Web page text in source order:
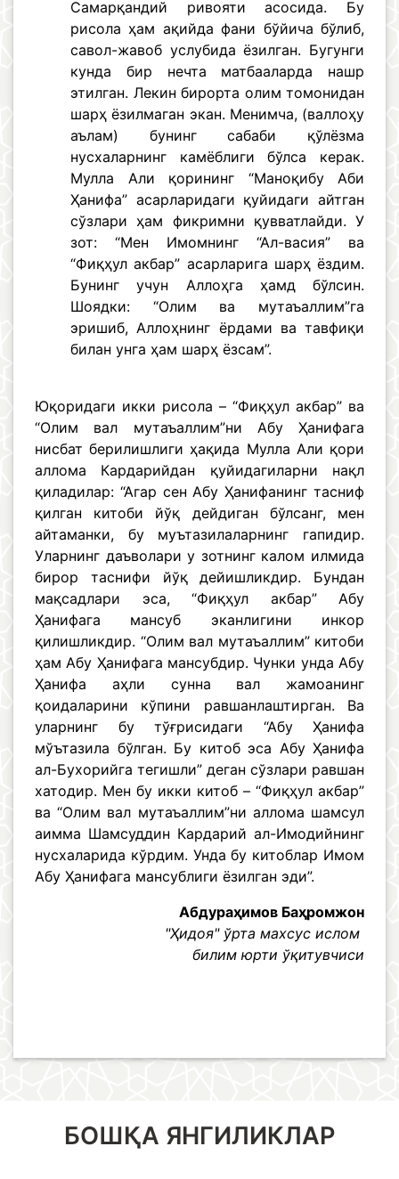
Самарқандий ривояти асосида. Бу
рисола ҳам ақийда фани бўйича бўлиб,
савол-жавоб услубида ёзилган. Бугунги
кунда бир нечта матбааларда нашр
этилган. Лекин бирорта олим томонидан
шарҳ ёзилмаган экан. Менимча, (валлоҳу
аълам) бунинг сабаби қўлёзма
нусхаларнинг камёблиги бўлса керак.
Мулла Али қорининг “Маноқибу Аби
Ҳанифа” асарларидаги қуйидаги айтган
сўзлари ҳам фикримни қувватлайди. У
зот: “Мен Имомнинг “Ал-васия” ва
“Фиқҳул акбар” асарларига шарҳ ёздим.
Бунинг учун Аллоҳга ҳамд бўлсин.
Шоядки: “Олим ва мутаъаллим”га
эришиб, Аллоҳнинг ёрдами ва тавфиқи
билан унга ҳам шарҳ ёзсам”.
Юқоридаги икки рисола – “Фиқҳул акбар” ва
“Олим вал мутаъаллим”ни Абу Ҳанифага
нисбат берилишлиги ҳақида Мулла Али қори
аллома Кардарийдан қуйидагиларни нақл
қиладилар: “Агар сен Абу Ҳанифанинг тасниф
қилган китоби йўқ дейдиган бўлсанг, мен
айтаманки, бу муътазилаларнинг гапидир.
Уларнинг даъволари у зотнинг калом илмида
бирор таснифи йўқ дейишликдир. Бундан
мақсадлари эса, “Фиқҳул акбар” Абу
Ҳанифага мансуб эканлигини инкор
қилишликдир. “Олим вал мутаъаллим” китоби
ҳам Абу Ҳанифага мансубдир. Чунки унда Абу
Ҳанифа аҳли сунна вал жамоанинг
қоидаларини кўпини равшанлаштирган. Ва
уларнинг бу тўғрисидаги “Абу Ҳанифа
мўътазила бўлган. Бу китоб эса Абу Ҳанифа
ал-Бухорийга тегишли” деган сўзлари равшан
хатодир. Мен бу икки китоб – “Фиқҳул акбар”
ва “Олим вал мутаъаллим”ни аллома шамсул
аимма Шамсуддин Кардарий ал-Имодийнинг
нусхаларида кўрдим. Унда бу китоблар Имом
Абу Ҳанифага мансублиги ёзилган эди”.
Абдураҳимов Баҳромжон
"Ҳидоя" ўрта махсус ислом
билим юрти ўқитувчиси
БОШҚА ЯНГИЛИКЛАР